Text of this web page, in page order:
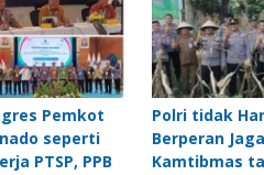
Pemkot
seperti
PTSP, PPB
Polri tidak
Berperan Jaga
Kamtibmas